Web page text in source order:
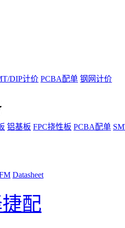
DIP计价 PCBA配单 钢网计价
铝基板 FPC挠性板 PCBA配单
Datasheet
配